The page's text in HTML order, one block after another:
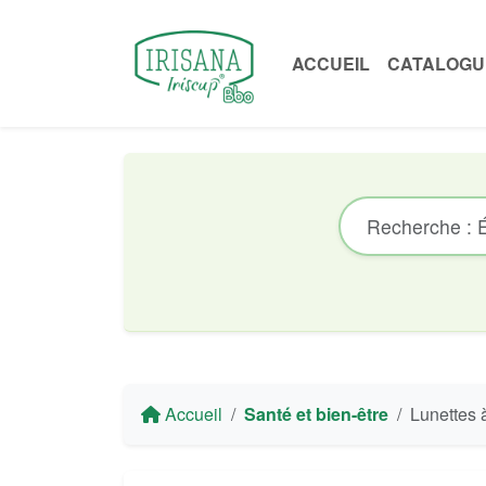
ACCUEIL
Accueil Santé et bien-être Lunettes à